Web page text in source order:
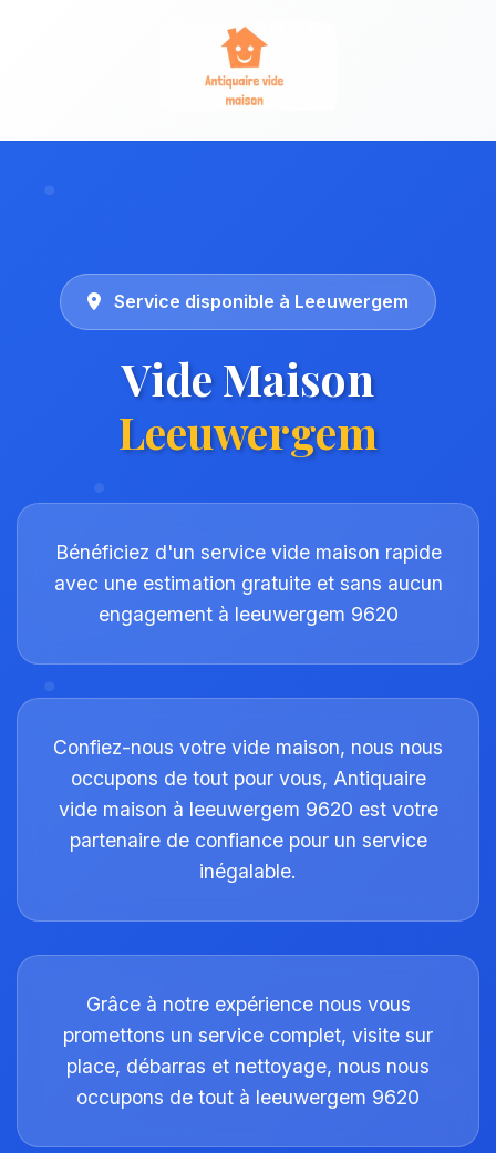
Service disponible à Leeuwergem
Vide Maison
Leeuwergem
Bénéficiez d'un service vide maison rapide
avec une estimation gratuite et sans aucun
engagement à leeuwergem 9620
Confiez-nous votre vide maison, nous nous
occupons de tout pour vous, Antiquaire
vide maison à leeuwergem 9620 est votre
partenaire de confiance pour un service
inégalable.
Grâce à notre expérience nous vous
promettons un service complet, visite sur
place, débarras et nettoyage, nous nous
occupons de tout à leeuwergem 9620